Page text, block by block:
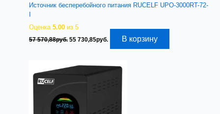
Источник бесперебойного питания RUCELF UPO-3000RT-72-
Оценка5.00 из 5
57 570,88руб. Первоначальная
570,88руб..
55 730,85руб. ТекущаяВ корзину